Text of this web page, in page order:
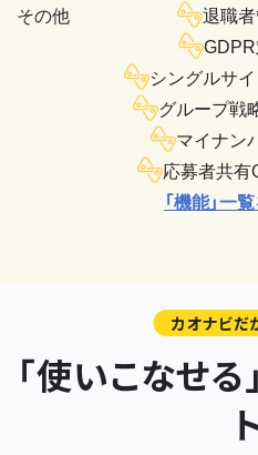
その他
退職
シングルサ
グループ戦
マイナン
応募者共有
「機能」一
カオナビだ
「使いこなせ